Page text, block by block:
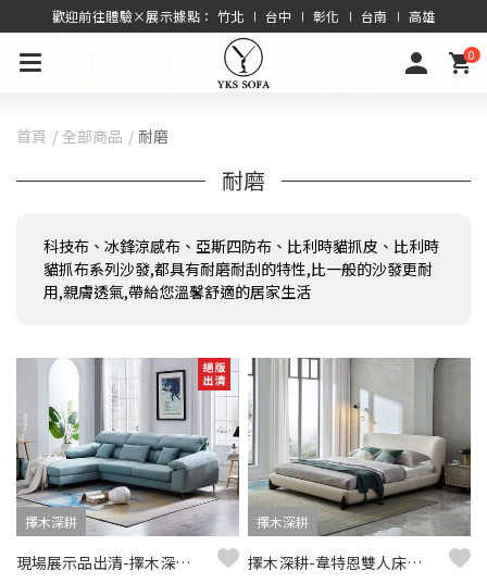
歡迎前往體驗×展示據點： 竹北 ∣ 台中 ∣ 彰化 ∣ 台南 ∣ 高雄
0
首頁 全部商品 耐磨
耐磨
科技布、冰鋒涼感布、亞斯四防布、比利時貓抓皮、比利時
貓抓布系列沙發,都具有耐磨耐刮的特性,比一般的沙發更耐
用,親膚透氣,帶給您溫馨舒適的居家生活
擇木深耕
現場展示品出清-擇木深耕-莫利L型貓抓布沙發(左型)
擇木深耕
擇木深耕-韋特恩雙人床架 床台 貓抓布